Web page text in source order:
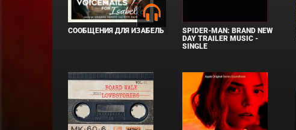
СООБЩЕНИЯ ДЛЯ ИЗАБЕЛЬ
SPIDER-MAN: BRAND NEW
DAY TRAILER MUSIC -
SINGLE